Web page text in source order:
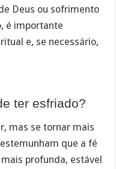
Deus ou sofrimento
é importante
e, se necessário,
ter esfriado?
mas se tornar mais
que a fé
profunda, estável